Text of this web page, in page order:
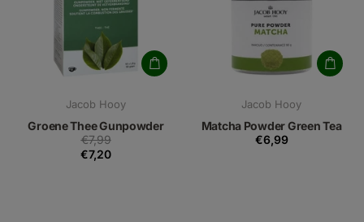
Jacob Hooy
Groene Thee Gunpowder
€7,99
€7,20
Jacob Hooy
Matcha Powder Green Tea
€6,99